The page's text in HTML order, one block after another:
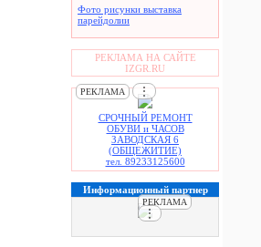
Фото рисунки выставка
парейдолии
РЕКЛАМА НА САЙТЕ
IZGR.RU
РЕКЛАМА ⋮
СРОЧНЫЙ РЕМОНТ
ОБУВИ и ЧАСОВ
ЗАВОДСКАЯ 6
(ОБЩЕЖИТИЕ)
тел. 89233125600
Информационный партнер
РЕКЛАМА
⋮